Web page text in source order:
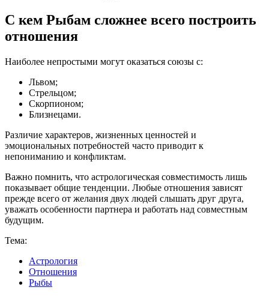
С кем Рыбам сложнее всего построить
отношения
Наиболее непростыми могут оказаться союзы с:
Львом;
Стрельцом;
Скорпионом;
Близнецами.
Различие характеров, жизненных ценностей и
эмоциональных потребностей часто приводит к
непониманию и конфликтам.
Важно помнить, что астрологическая совместимость лишь
показывает общие тенденции. Любые отношения зависят
прежде всего от желания двух людей слышать друг друга,
уважать особенности партнера и работать над совместным
будущим.
Тема:
Астрология
Отношения
Рыбы